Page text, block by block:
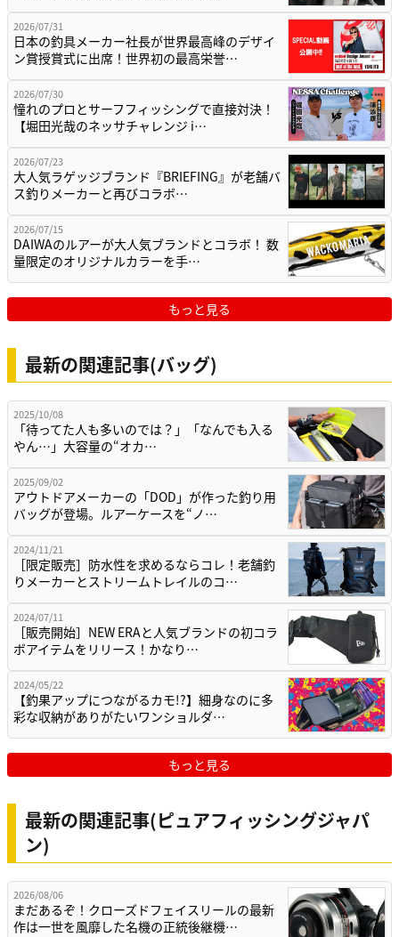
2026/07/31
日本の釣具メーカー社長が世界最高峰のデザイ
ン賞授賞式に出席！世界初の最高栄誉…
2026/07/30
憧れのプロとサーフフィッシングで直接対決！
【堀田光哉のネッサチャレンジ i…
2026/07/23
大人気ラゲッジブランド『BRIEFING』が老舗バ
ス釣りメーカーと再びコラボ…
2026/07/15
DAIWAのルアーが大人気ブランドとコラボ！ 数
量限定のオリジナルカラーを手…
もっと見る
最新の関連記事(バッグ)
2025/10/08
「待ってた人も多いのでは？」「なんでも入る
やん…」大容量の“オカ…
2025/09/02
アウトドアメーカーの「DOD」が作った釣り用
バッグが登場。ルアーケースを“ノ…
2024/11/21
［限定販売］防水性を求めるならコレ！老舗釣
りメーカーとストリームトレイルのコ…
2024/07/11
［販売開始］NEW ERAと人気ブランドの初コラ
ボアイテムをリリース！かなり…
2024/05/22
【釣果アップにつながるカモ!?】細身なのに多
彩な収納がありがたいワンショルダ…
もっと見る
最新の関連記事(ピュアフィッシングジャパ
ン)
2026/08/06
まだあるぞ！クローズドフェイスリールの最新
作は一世を風靡した名機の正統後継機…